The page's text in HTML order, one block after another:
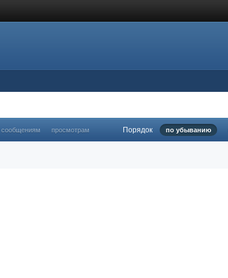
сообщениям просмотрам Порядок по убыванию